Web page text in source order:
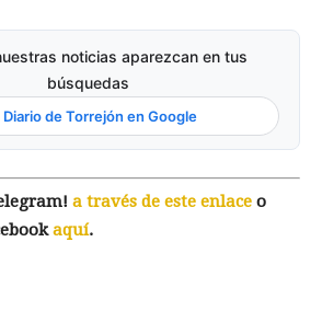
noticias aparezcan en tus
búsquedas
Diario de Torrejón en Google
a través de este enlace o
aquí.